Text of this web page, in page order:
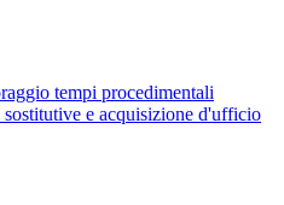
tempi procedimentali
e acquisizione d'ufficio